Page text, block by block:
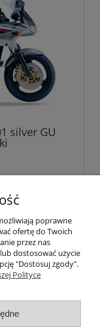
silver GU
poprawne
ofertę do Twoich
przez nas
dostosować użycie
"Dostosuj zgody".
Polityce